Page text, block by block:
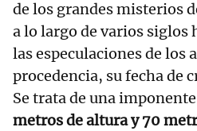
de los grandes misterios
a lo largo de varios siglos
las especulaciones de los
procedencia, su fecha de
Se trata de una imponente
metros de alturay 70